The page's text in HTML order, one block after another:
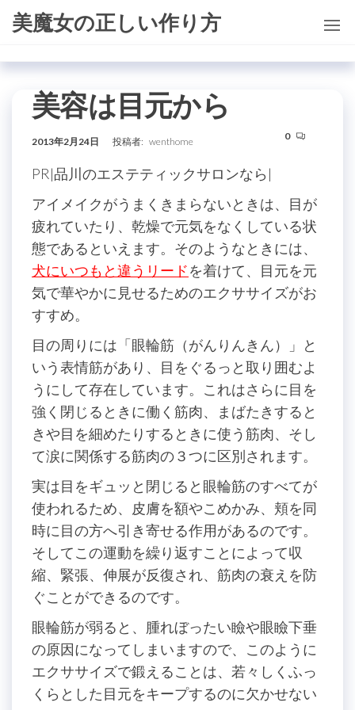
ン美魔女の正しい作り方
美容は目元から
2013年2月24日 投稿者: wenthome 0
PR|品川のエステティックサロンなら|
アイメイクがうまくきまらないときは、目が
疲れていたり、乾燥で元気をなくしている状
態であるといえます。そのようなときには、
犬にいつもと違うリードを着けて、目元を元
気で華やかに見せるためのエクササイズがお
すすめ。
目の周りには「眼輪筋（がんりんきん）」と
いう表情筋があり、目をぐるっと取り囲むよ
うにして存在しています。これはさらに目を
強く閉じるときに働く筋肉、まばたきすると
きや目を細めたりするときに使う筋肉、そし
て涙に関係する筋肉の３つに区別されます。
実は目をギュッと閉じると眼輪筋のすべてが
使われるため、皮膚を額やこめかみ、頬を同
時に目の方へ引き寄せる作用があるのです。
そしてこの運動を繰り返すことによって収
縮、緊張、伸展が反復され、筋肉の衰えを防
ぐことができるのです。
眼輪筋が弱ると、腫れぼったい瞼や眼瞼下垂
の原因になってしまいますので、このように
エクササイズで鍛えることは、若々しくふっ
くらとした目元をキープするのに欠かせない